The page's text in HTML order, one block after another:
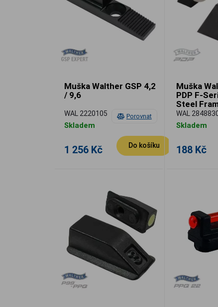
Porovnat
Muška Walther GSP 4,2
/ 9,6
WAL 2220105
Skladem
1 256 Kč Do košíku
Muška
PDP F-
Steel
WAL
Skladem
188 Kč